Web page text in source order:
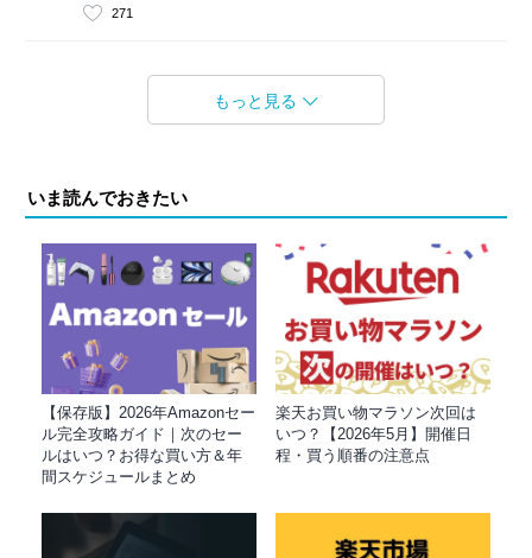
271
もっと見る
いま読んでおきたい
【保存版】2026年Amazonセー
ル完全攻略ガイド｜次のセー
ルはいつ？お得な買い方＆年
間スケジュールまとめ
楽天お買い物マラソン次回は
いつ？【2026年5月】開催日
程・買う順番の注意点